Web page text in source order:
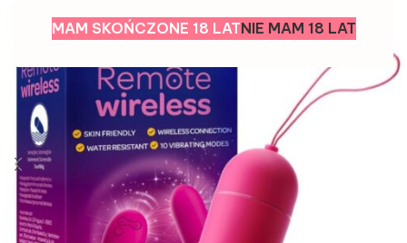
MAM SKOŃCZONE 18 LATNIE MAM 18 LAT